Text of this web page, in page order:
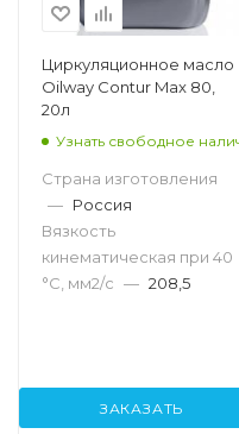
Циркуляционное масло
Oilway Contur Max 80,
20л
Узнать свободное
Страна изготовления
— Россия
Вязкость
кинематическая при 40
°С, мм2/с — 208,5
ЗАКАЗАТЬ